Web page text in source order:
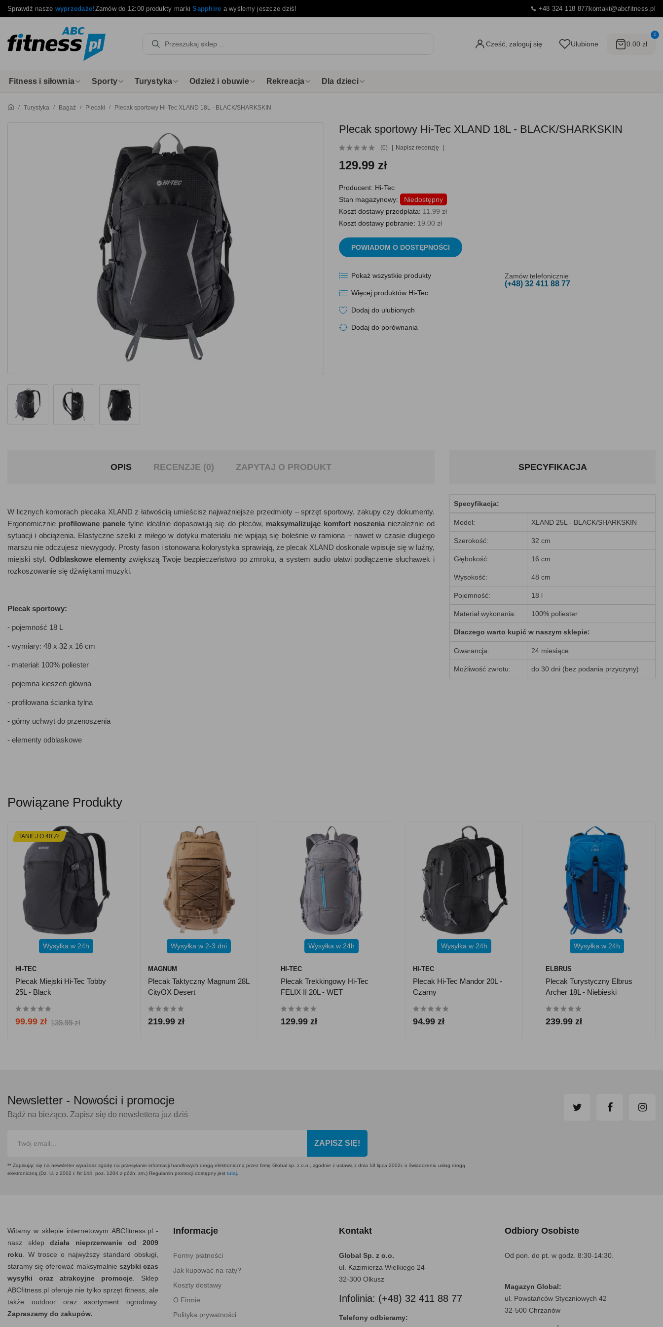
Sprawdź nasze wyprzedaże!Zamów do 12:00 produkty markiSapphire a wyślemy jeszcze dziś! +48 324 118 877kontakt@abcfitness.pl
Cześć, zaloguj się Ulubione
0
0.00 zł
Fitness i siłownia Sporty Turystyka Odzież i obuwie Rekreacja Dla dzieci
Turystyka Bagaż Plecaki Plecak sportowy Hi-Tec XLAND 18L - BLACK/SHARKSKIN
Plecak sportowy Hi-Tec XLAND 18L - BLACK/SHARKSKIN
(0) Napisz recenzję
129.99 zł
Producent: Hi-Tec
Stan magazynowy:
Niedostępny
Koszt dostawy przedpłata: 11.99 zł
Koszt dostawy pobranie: 19.00 zł
POWIADOM O DOSTĘPNOŚCI
Pokaż wszystkie produkty
Więcej produktów Hi-Tec
Dodaj do ulubionych
Dodaj do porównania
Zamów telefonicznie
(+48) 32 411 88 77
OPIS RECENZJE (0) ZAPYTAJ O PRODUKT
W licznych komorach plecaka XLAND z łatwością umieścisz najważniejsze przedmioty – sprzęt sportowy, zakupy czy dokumenty.
Ergonomicznie profilowane panele tylne idealnie dopasowują się do pleców, maksymalizując komfort noszenianiezależnie od
sytuacji i obciążenia. Elastyczne szelki z miłego w dotyku materiału nie wpijają się boleśnie w ramiona – nawet w czasie długiego
marszu nie odczujesz niewygody. Prosty fason i stonowana kolorystyka sprawiają, że plecak XLAND doskonale wpisuje się w luźny,
miejski styl. Odblaskowe elementy zwiększą Twoje bezpieczeństwo po zmroku, a system audio ułatwi podłączenie słuchawek i
rozkoszowanie się dźwiękami muzyki.
Plecak sportowy:
- pojemność 18 L
- wymiary: 48 x 32 x 16 cm
- materiał: 100% poliester
- pojemna kieszeń główna
- profilowana ścianka tylna
- górny uchwyt do przenoszenia
- elementy odblaskowe
SPECYFIKACJA
Specyfikacja:
Model: XLAND 25L - BLACK/SHARKSKIN
Szerokość: 32 cm
Głębokość: 16 cm
Wysokość: 48 cm
Pojemność: 18 l
Materiał wykonania: 100% poliester
Dlaczego warto kupić w naszym sklepie:
Gwarancja: 24 miesiące
Możliwość zwrotu: do 30 dni (bez podania przyczyny)
Powiązane Produkty
TANIEJ O 40 ZŁ
Wysyłka w 24h
HI-TEC
Plecak Miejski Hi-Tec Tobby
25L - Black
99.99 zł 139.99 zł
Wysyłka w 2-3 dni
MAGNUM
Plecak Taktyczny Magnum 28L
CityOX Desert
219.99 zł
Wysyłka w 24h
HI-TEC
Plecak Trekkingowy Hi-Tec
FELIX II 20L - WET
129.99 zł
Wysyłka w 24h
HI-TEC
Plecak Hi-Tec Mandor 20L -
Czarny
94.99 zł
Wysyłka w 24h
ELBRUS
Plecak Turystyczny Elbrus
Archer 18L - Niebieski
239.99 zł
Newsletter - Nowości i promocje
Bądź na bieżąco. Zapisz się do newslettera już dziś
ZAPISZ SIĘ!
** Zapisując się na newsletter wyrażasz zgodę na przesyłanie informacji handlowych drogą elektroniczną przez firmę Global sp. z o.o., zgodnie z ustawą z dnia 18 lipca 2002r. o świadczeniu usług drogą
elektroniczną (Dz. U. z 2002 r. Nr 144, poz. 1204 z późn. zm.) Regulamin promocji dostępny jest tutaj
Witamy w sklepie internetowym ABCfitness.pl -
nasz sklepdziała nieprzerwanie od 2009
roku . W trosce o najwyższy standard obsługi,
staramy się oferować maksymalnie szybki czas
wysyłki oraz atrakcyjne promocje . Sklep
ABCfitness.pl oferuje nie tylko sprzęt fitness, ale
także outdoor oraz asortyment ogrodowy.
Zapraszamy do zakupów.
Informacje
Formy płatności
Jak kupować na raty?
Koszty dostawy
O Firmie
Polityka prywatności
Kontakt
Global Sp. z o.o.
ul. Kazimierza Wielkiego 24
32-300 Olkusz
Infolinia: (+48) 32 411 88 77
Telefony odbieramy:
Odbiory Osobiste
Od pon. do pt. w godz. 8:30-14:30.
Magazyn Global:
ul. Powstańców Styczniowych 42
32-500 Chrzanów